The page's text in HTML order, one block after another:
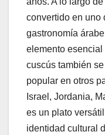
convertido en uno
gastronomía
elemento esencial
cuscús también
popular en otros
Israel, Jordania,
es un plato
identidad cultural